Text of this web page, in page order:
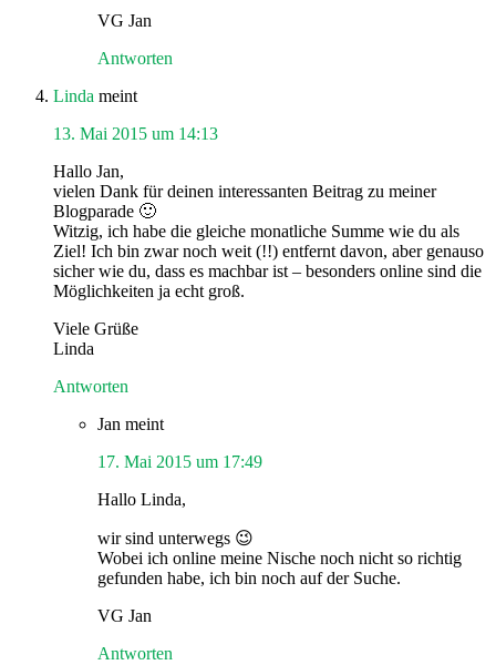
VG Jan
Antworten
Linda meint
13. Mai 2015 um 14:13
Hallo Jan,
vielen Dank für deinen interessanten Beitrag zu meiner
Blogparade 🙂
Witzig, ich habe die gleiche monatliche Summe wie du als
Ziel! Ich bin zwar noch weit (!!) entfernt davon, aber genauso
sicher wie du, dass es machbar ist – besonders online sind die
Möglichkeiten ja echt groß.
Viele Grüße
Linda
Antworten
Jan meint
17. Mai 2015 um 17:49
Hallo Linda,
wir sind unterwegs 😉
Wobei ich online meine Nische noch nicht so richtig
gefunden habe, ich bin noch auf der Suche.
VG Jan
Antworten